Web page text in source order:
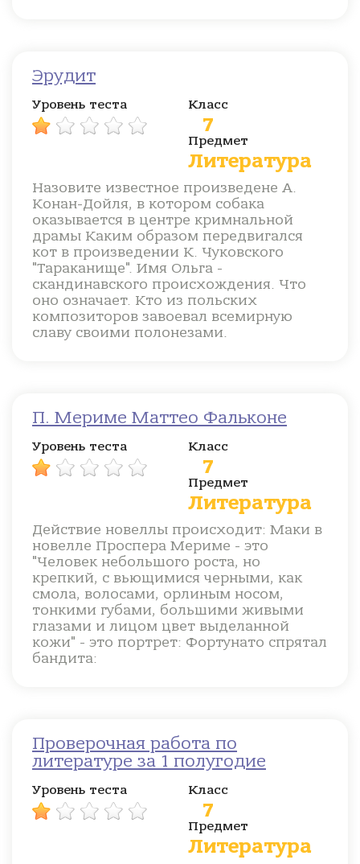
Эрудит
Уровень теста Класс
7
Предмет
Литература
Назовите известное произведене А.
Конан-Дойля, в котором собака
оказывается в центре кримнальной
драмы Каким образом передвигался
кот в произведении К. Чуковского
"Тараканище". Имя Ольга -
скандинавского происхождения. Что
оно означает. Кто из польских
композиторов завоевал всемирную
славу своими полонезами.
П. Мериме Маттео Фальконе
Уровень теста Класс
7
Предмет
Литература
Действие новеллы происходит: Маки в
новелле Проспера Мериме - это
"Человек небольшого роста, но
крепкий, с вьющимися черными, как
смола, волосами, орлиным носом,
тонкими губами, большими живыми
глазами и лицом цвет выделанной
кожи" - это портрет: Фортунато спрятал
бандита:
Проверочная работа по
литературе за 1 полугодие
Уровень теста Класс
7
Предмет
Литература